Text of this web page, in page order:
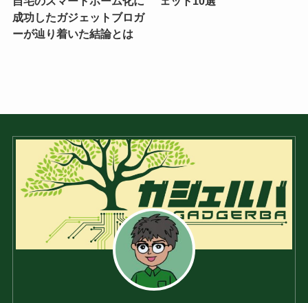
成功したガジェットブロガ
ーが辿り着いた結論とは